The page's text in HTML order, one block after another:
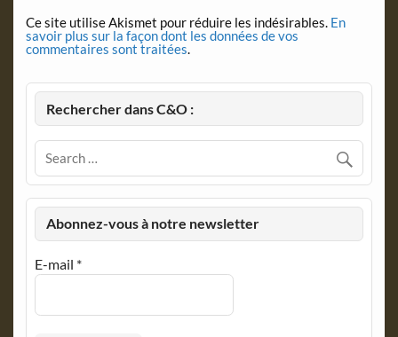
Ce site utilise Akismet pour réduire les indésirables. En
savoir plus sur la façon dont les données de vos
commentaires sont traitées.
Rechercher dans C&O :
Abonnez-vous à notre newsletter
E-mail *